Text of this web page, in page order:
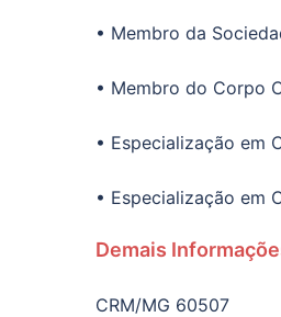
• Membro da
• Membro do Corpo
• Especialização em
• Especialização em
Demais
CRM/MG 60507